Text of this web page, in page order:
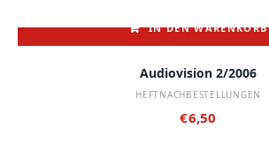
IN DEN WARENKORB
Audiovision 2/2006
HEFTNACHBESTELLUNGEN
€6,50